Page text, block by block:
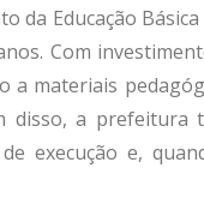
da Educação
Com
a materiais
disso, a
execução e,